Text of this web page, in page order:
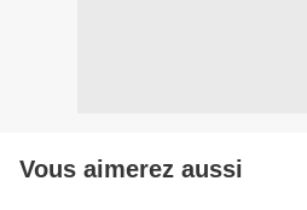
Vous aimerez aussi